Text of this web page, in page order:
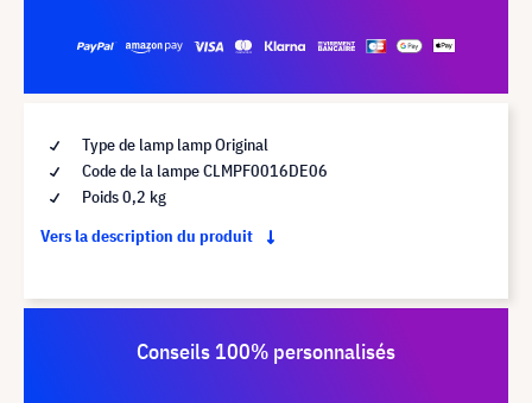
Type de lamp lamp Original
Code de la lampe CLMPF0016DE06
Poids 0,2 kg
Vers la description du produit
Conseils 100% personnalisés